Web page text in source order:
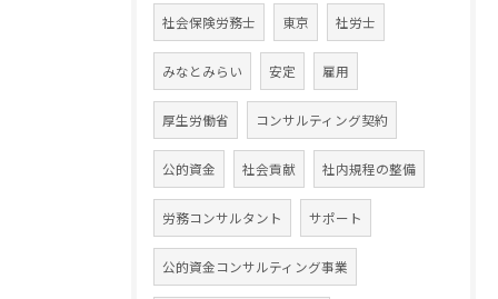
社会保険労務士 東京 社労士
みなとみらい 安定 雇用
厚生労働省 コンサルティング契約
公的資金 社会貢献 社内規程の整備
労務コンサルタント サポート
公的資金コンサルティング事業